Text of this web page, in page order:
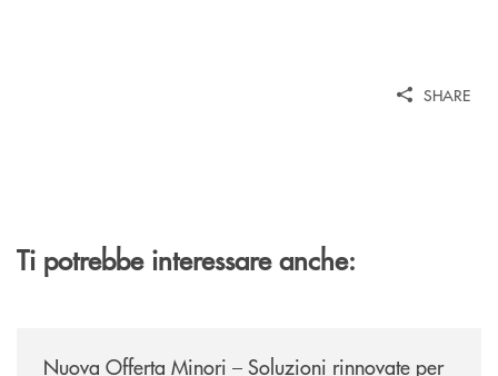
SHARE
Ti potrebbe interessare anche:
Nuova Offerta Minori – Soluzioni rinnovate per